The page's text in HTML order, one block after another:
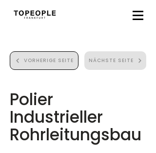
VORHERIGE SEITE NÄCHSTE SEITE
Polier
Industrieller
Rohrleitungsbau